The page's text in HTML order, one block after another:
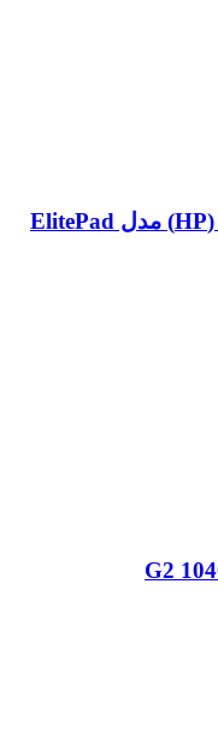
تبلت استوک 10 اینچی اچ پی (HP) مدل ElitePad